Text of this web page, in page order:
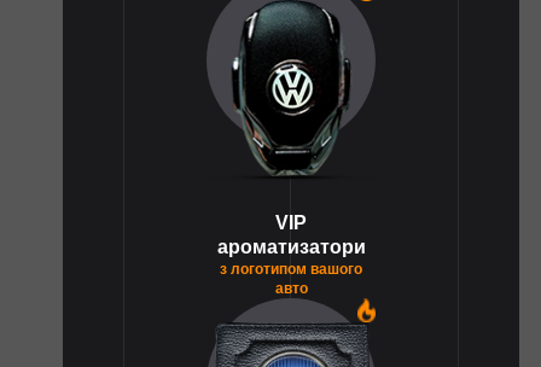
VIP
ароматизатори
з логотипом вашого
авто